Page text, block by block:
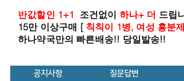
반값할인 1+1 조건없이 하나+ 더 드립
15만 이상구매 [ 칙칙이 1병, 여성 흥분
하나약국만의 빠른배송!! 당일발송!!
공지사항 질문답변